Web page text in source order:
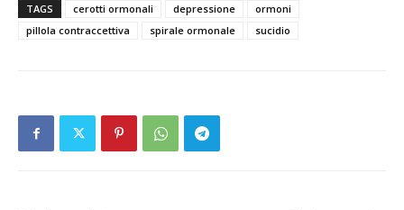
TAGS cerotti ormonali depressione
ormoni
pillola contraccettiva
spirale ormonale sucidio